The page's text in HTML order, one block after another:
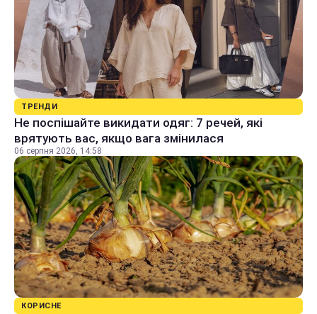
ТРЕНДИ
Не поспішайте викидати одяг: 7 речей, які
врятують вас, якщо вага змінилася
06 серпня 2026, 14:58
КОРИСНЕ